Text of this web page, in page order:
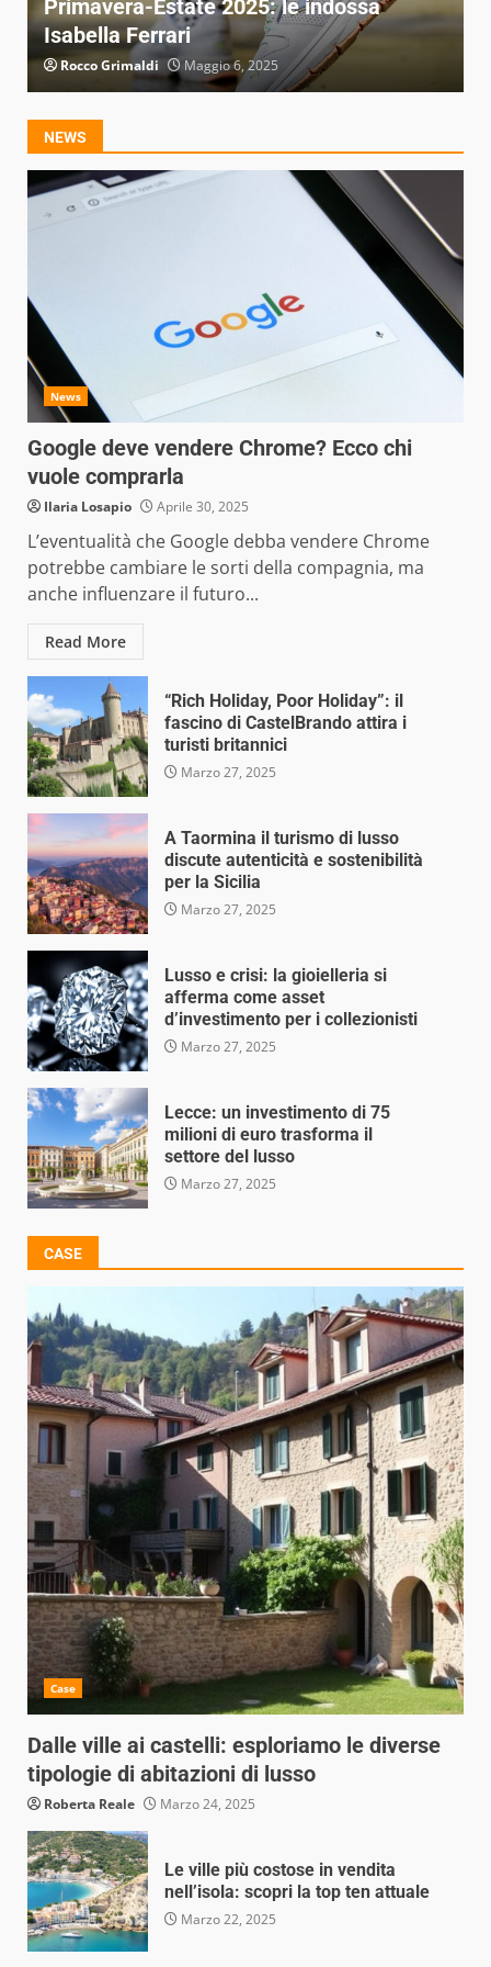
di avere un Rolex ma sono super
economici
Ilaria Losapio Maggio 4, 2025
NEWS
News
Google deve vendere Chrome? Ecco chi
vuole comprarla
Ilaria Losapio Aprile 30, 2025
L’eventualità che Google debba vendere Chrome
potrebbe cambiare le sorti della compagnia, ma
anche influenzare il futuro...
Read More
“Rich Holiday, Poor Holiday”: il
fascino di CastelBrando attira i
turisti britannici
Marzo 27, 2025
A Taormina il turismo di lusso
discute autenticità e sostenibilità
per la Sicilia
Marzo 27, 2025
Lusso e crisi: la gioielleria si
afferma come asset
d’investimento per i collezionisti
Marzo 27, 2025
Lecce: un investimento di 75
milioni di euro trasforma il
settore del lusso
Marzo 27, 2025
CASE
Case
Dalle ville ai castelli: esploriamo le diverse
tipologie di abitazioni di lusso
Roberta Reale Marzo 24, 2025
Le ville più costose in vendita
nell’isola: scopri la top ten attuale
Marzo 22, 2025